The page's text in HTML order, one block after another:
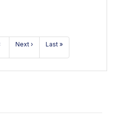
Next › Last »